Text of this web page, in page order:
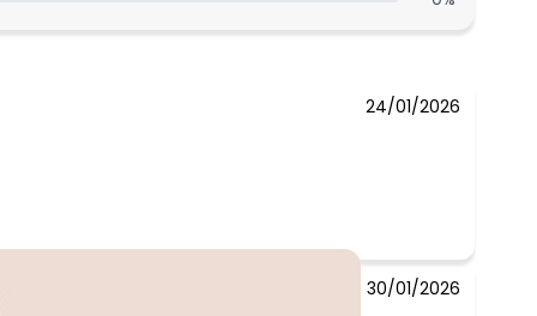
R$ 39,99
R$ 44,99
24/01/2026
30/01/2026